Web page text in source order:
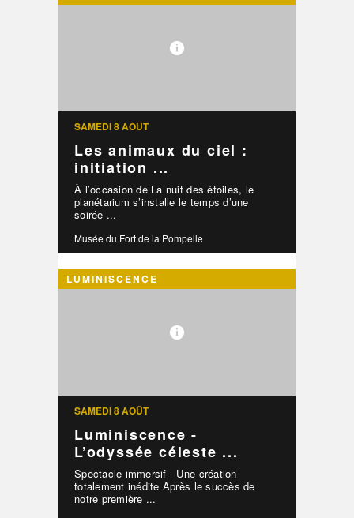
SAMEDI 8 AOÛT
Les animaux du ciel :
initiation ...
À l’occasion de La nuit des étoiles, le
planétarium s’installe le temps d’une
soirée ...
Musée du Fort de la Pompelle
LUMINISCENCE
SAMEDI 8 AOÛT
Luminiscence -
L’odyssée céleste ...
Spectacle immersif - Une création
totalement inédite Après le succès de
notre première ...